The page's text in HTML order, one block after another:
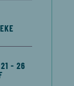
- 26